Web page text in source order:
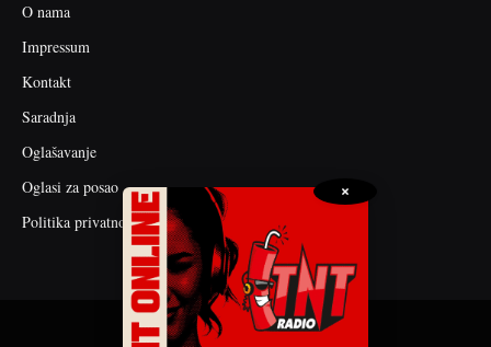
O nama
Impressum
Kontakt
Saradnja
Oglašavanje
Oglasi za posao
Politika privatnosti
×